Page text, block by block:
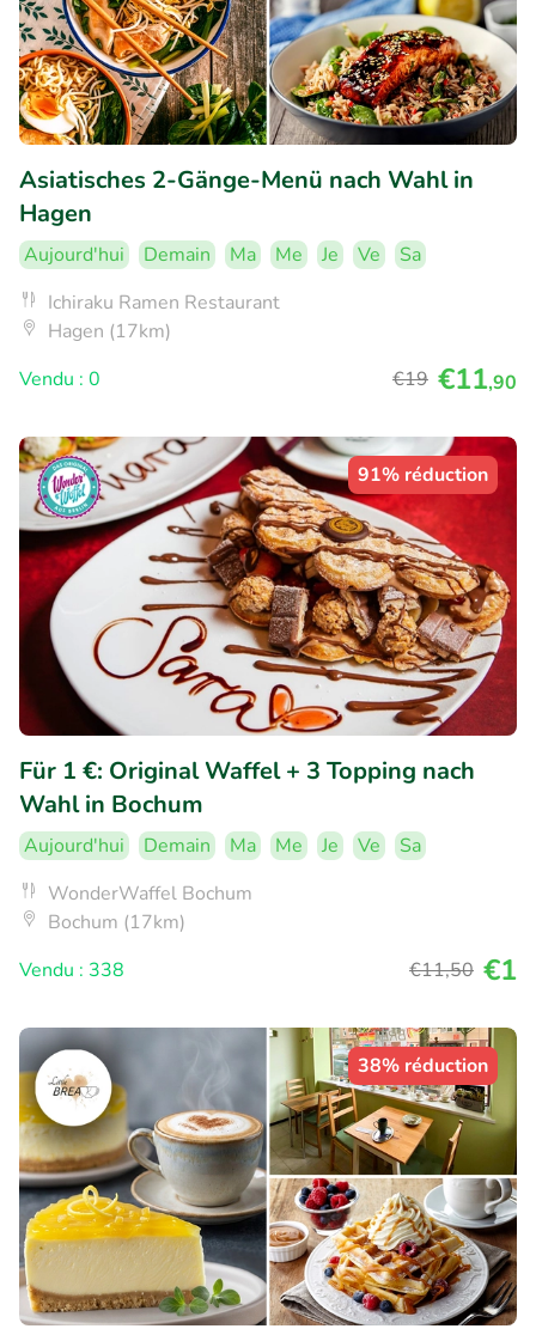
Asiatisches 2-Gänge-Menü nach Wahl in
Hagen
Aujourd'hui Demain Ma Me Je Ve
Sa
Ichiraku Ramen Restaurant
Hagen (17km)
Vendu : 0
€19 €11,90
91% réduction
Für 1 €: Original Waffel + 3 Topping nach
Wahl in Bochum
Aujourd'hui Demain Ma Me Je Ve
Sa
WonderWaffel Bochum
Bochum (17km)
Vendu : 338
€11,50 €1
38% réduction